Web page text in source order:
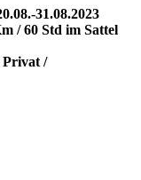
31.08.2023
/ 60 Std im Sattel
Privat /